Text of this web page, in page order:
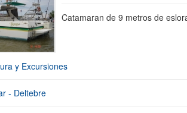
Catamaran de 9 metros de
y Excursiones
- Deltebre